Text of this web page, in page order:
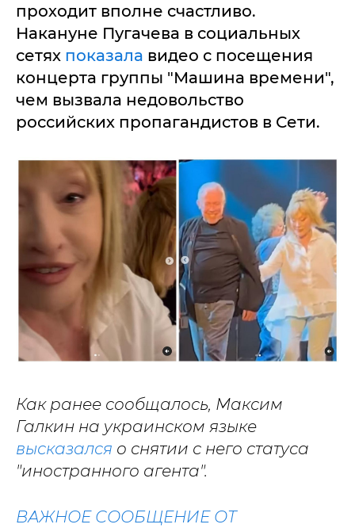
проходит вполне счастливо.
Накануне Пугачева в социальных
сетях показала видео с посещения
концерта группы "Машина времени",
чем вызвала недовольство
российских пропагандистов в Сети.
Как ранее сообщалось, Максим
Галкин на украинском языке
высказался о снятии с него статуса
"иностранного агента".
ВАЖНОЕ СООБЩЕНИЕ ОТ